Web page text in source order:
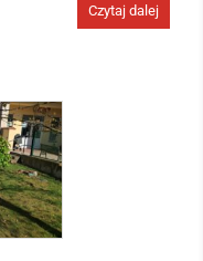
Czytaj dalej